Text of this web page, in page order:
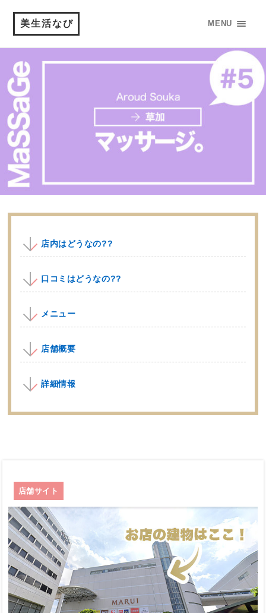
美生活なび MENU
店内はどうなの??
口コミはどうなの??
メニュー
店舗概要
詳細情報
店舗サイト